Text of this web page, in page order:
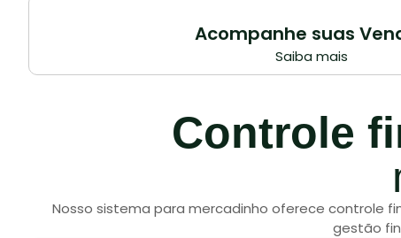
Acompanhe suas
Saiba mais
Controle
Nosso sistema para mercadinho oferece controle
gestão